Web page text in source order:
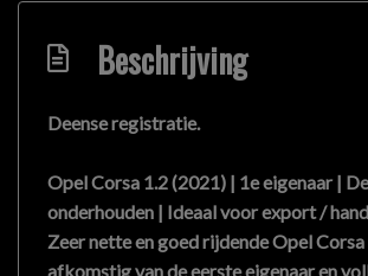
Beschrijving
Deense registratie.
Opel Corsa 1.2 (2021) | 1e eigenaar |
onderhouden | Ideaal voor export /
Zeer nette en goed rijdende Opel
afkomstig van de eerste eigenaar en